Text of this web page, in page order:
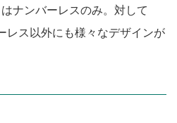
ナンバーレスのみ。対して
レス以外にも様々なデザインが